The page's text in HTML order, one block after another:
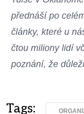
přednáší po
články, které u
čtou miliony lidí
poznání, že
Tags: